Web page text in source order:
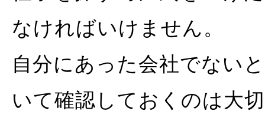
なければいけません。
自分にあった会社でない
いて確認しておくのは大